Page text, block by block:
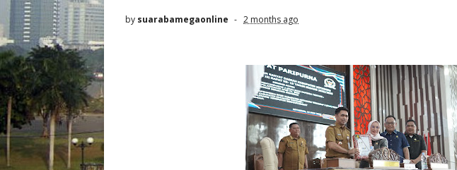
by suarabamegaonline 2 months ago